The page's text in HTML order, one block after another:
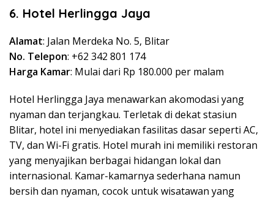
6. Hotel Herlingga Jaya
Alamat: Jalan Merdeka No. 5, Blitar
No. Telepon: +62 342 801 174
Harga Kamar: Mulai dari Rp 180.000 per malam
Hotel Herlingga Jaya menawarkan akomodasi yang
nyaman dan terjangkau. Terletak di dekat stasiun
Blitar, hotel ini menyediakan fasilitas dasar seperti AC,
TV, dan Wi-Fi gratis. Hotel murah ini memiliki restoran
yang menyajikan berbagai hidangan lokal dan
internasional. Kamar-kamarnya sederhana namun
bersih dan nyaman, cocok untuk wisatawan yang